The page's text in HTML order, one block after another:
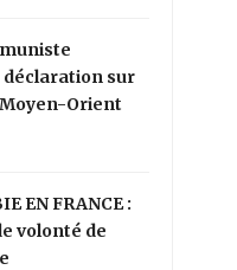
déclaration sur
Orient
EN FRANCE :
volonté de